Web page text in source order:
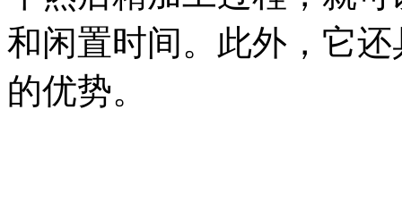
和闲置时间。此外，它
的优势。